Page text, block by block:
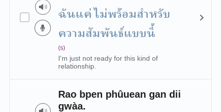
ฉันแค่ไม่พร้อมสำหรับ
ความสัมพันธ์แบบนี้
(s)
I'm just not ready for this kind of
relationship.
Rao bpen phûuean gan dii
gwàa.